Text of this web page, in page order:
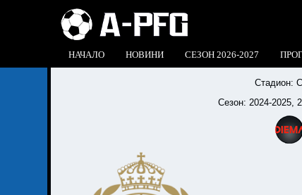
НАЧАЛО НОВИНИ СЕЗОН 2026-2027
Стадион:
Сезон: 2024-2025,